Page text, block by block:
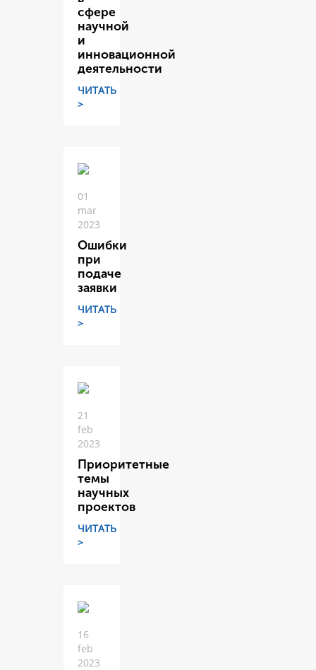
сфере
научной
и
инновационной
деятельности
ЧИТАТЬ
>
01
mar
2023
Ошибки
при
подаче
заявки
ЧИТАТЬ
>
21
feb
2023
Приоритетные
темы
научных
проектов
ЧИТАТЬ
>
16
feb
2023